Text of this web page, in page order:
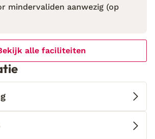
mindervaliden aanwezig (op
alle faciliteiten